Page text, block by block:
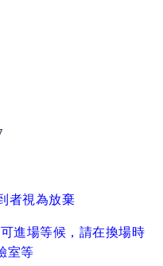
者視為放棄
進場等候，請在換場時
室等